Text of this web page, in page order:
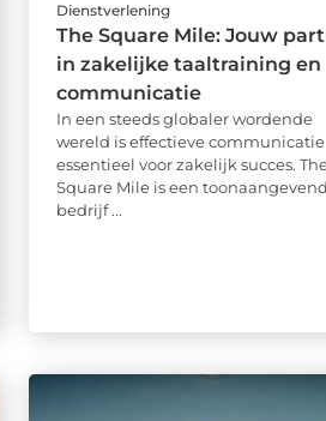
Dienstverlening
The Square Mile: Jouw
in zakelijke taaltraining en
communicatie
In een steeds globaler wordende
wereld is effectieve communicatie
essentieel voor zakelijk succes.
Square Mile is een toonaangevend
bedrijf ...